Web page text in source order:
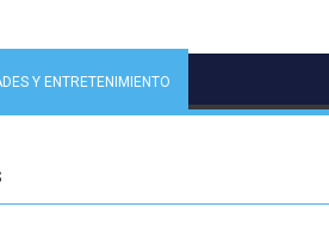
Y ENTRETENIMIENTO